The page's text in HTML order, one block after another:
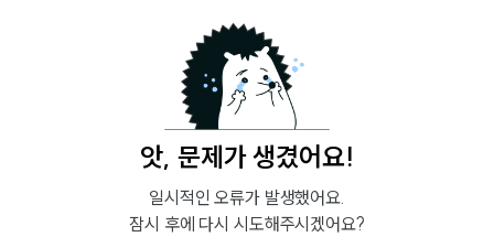
앗, 문제가 생겼어요!
일시적인 오류가 발생했어요.
잠시 후에 다시 시도해주시겠어요?